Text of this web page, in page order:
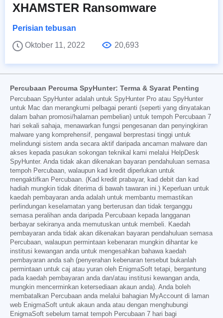
XHAMSTER Ransomware
Perisian tebusan
Oktober 11, 2022
20,693
Percubaan Percuma SpyHunter: Terma & Syarat Penting
Percubaan SpyHunter adalah untuk SpyHunter Pro atau SpyHunter
untuk Mac dan merangkumi pelbagai peranti (seperti yang dinyatakan
dalam bahan promosi/halaman pembelian) untuk tempoh Percubaan 7
hari sekali sahaja, menawarkan fungsi pengesanan dan penyingkiran
malware yang komprehensif, pengawal berprestasi tinggi untuk
melindungi sistem anda secara aktif daripada ancaman malware dan
akses kepada pasukan sokongan teknikal kami melalui HelpDesk
SpyHunter. Anda tidak akan dikenakan bayaran pendahuluan semasa
tempoh Percubaan, walaupun kad kredit diperlukan untuk
mengaktifkan Percubaan. (Kad kredit prabayar, kad debit dan kad
hadiah mungkin tidak diterima di bawah tawaran ini.) Keperluan untuk
kaedah pembayaran anda adalah untuk membantu memastikan
perlindungan keselamatan yang berterusan dan tidak terganggu
semasa peralihan anda daripada Percubaan kepada langganan
berbayar sekiranya anda memutuskan untuk membeli. Kaedah
pembayaran anda tidak akan dikenakan bayaran pendahuluan semasa
Percubaan, walaupun permintaan kebenaran mungkin dihantar ke
institusi kewangan anda untuk mengesahkan bahawa kaedah
pembayaran anda sah (penyerahan kebenaran tersebut bukanlah
permintaan untuk caj atau yuran oleh EnigmaSoft tetapi, bergantung
pada kaedah pembayaran anda dan/atau institusi kewangan anda,
mungkin mencerminkan ketersediaan akaun anda). Anda boleh
membatalkan Percubaan anda melalui bahagian MyAccount di laman
web EnigmaSoft untuk akaun anda atau dengan menghubungi
EnigmaSoft sebelum tamat tempoh Percubaan 7 hari bagi